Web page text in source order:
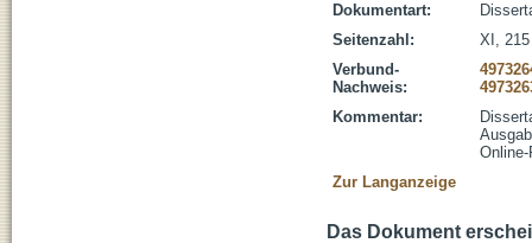
Dokumentart:
Seitenzahl:
XI,
Verbund-
Nachweis:
Kommentar:
Zur Langanzeige
Das Dokument